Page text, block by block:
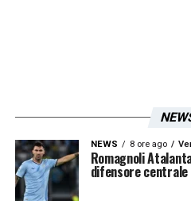
NEWS 8 ore ago
Romagnoli
difensore centrale